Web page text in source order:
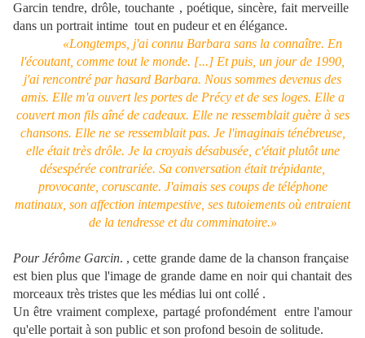
Garcin tendre, drôle, touchante , poétique, sincère, fait merveille
dans un portrait intime tout en pudeur et en élégance.
«Longtemps, j'ai connu Barbara sans la connaître. En
l'écoutant, comme tout le monde. [...] Et puis, un jour de 1990,
j'ai rencontré par hasard Barbara. Nous sommes devenus des
amis. Elle m'a ouvert les portes de Précy et de ses loges. Elle a
couvert mon fils aîné de cadeaux. Elle ne ressemblait guère à ses
chansons. Elle ne se ressemblait pas. Je l'imaginais ténébreuse,
elle était très drôle. Je la croyais désabusée, c'était plutôt une
désespérée contrariée. Sa conversation était trépidante,
provocante, coruscante. J'aimais ses coups de téléphone
matinaux, son affection intempestive, ses tutoiements où entraient
de la tendresse et du comminatoire.»
Pour Jérôme Garcin. , cette grande dame de la chanson française
est bien plus que l'image de grande dame en noir qui chantait des
morceaux très tristes que les médias lui ont collé .
Un être vraiment complexe, partagé profondément entre l'amour
qu'elle portait à son public et son profond besoin de solitude.